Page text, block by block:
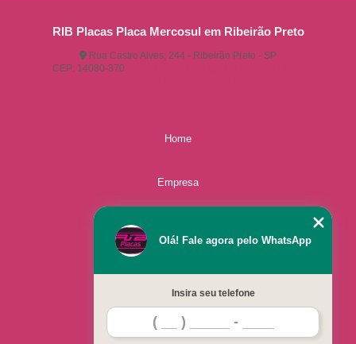
RIB Placas Placa Mercosul em Ribeirão Preto
Rua Castro Alves, 244 - Ribeirão Preto - SP
CEP: 14080-370
Home
Empresa
Contato
Olá! Fale agora pelo WhatsApp
Insira seu telefone